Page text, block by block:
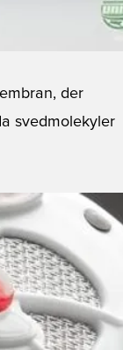
der
svedmolekyler